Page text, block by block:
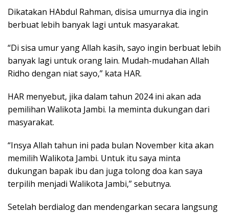
Dikatakan HAbdul Rahman, disisa umurnya dia ingin
berbuat lebih banyak lagi untuk masyarakat.
“Di sisa umur yang Allah kasih, sayo ingin berbuat lebih
banyak lagi untuk orang lain. Mudah-mudahan Allah
Ridho dengan niat sayo,” kata HAR.
HAR menyebut, jika dalam tahun 2024 ini akan ada
pemilihan Walikota Jambi. Ia meminta dukungan dari
masyarakat.
“Insya Allah tahun ini pada bulan November kita akan
memilih Walikota Jambi. Untuk itu saya minta
dukungan bapak ibu dan juga tolong doa kan saya
terpilih menjadi Walikota Jambi,” sebutnya.
Setelah berdialog dan mendengarkan secara langsung